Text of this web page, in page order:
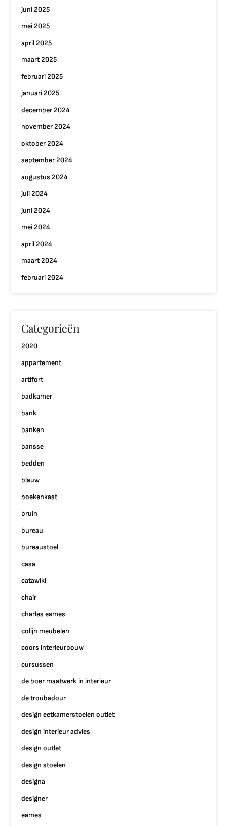
juni 2025
mei 2025
april 2025
maart 2025
februari 2025
januari 2025
december 2024
november 2024
oktober 2024
september 2024
augustus 2024
juli 2024
juni 2024
mei 2024
april 2024
maart 2024
februari 2024
Categorieën
2020
appartement
artifort
badkamer
bank
banken
bansse
bedden
blauw
boekenkast
bruin
bureau
bureaustoel
casa
catawiki
chair
charles eames
colijn meubelen
coors interieurbouw
cursussen
de boer maatwerk in interieur
de troubadour
design eetkamerstoelen outlet
design interieur advies
design outlet
design stoelen
designa
designer
eames